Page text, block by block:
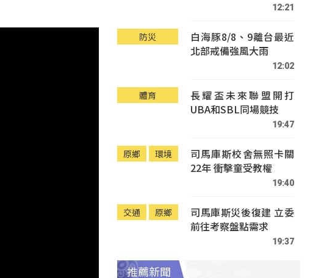
12:21
防災
白海豚8/8、9離台最近
北部戒備強風大雨
12:02
體育
長耀盃未來聯盟開打
UBA和SBL同場競技
19:47
原鄉 環境
司馬庫斯校舍無照卡關
22年 衝擊童受教權
19:40
交通 原鄉
司馬庫斯災後復建 立委
前往考察盤點需求
19:37
推薦新聞